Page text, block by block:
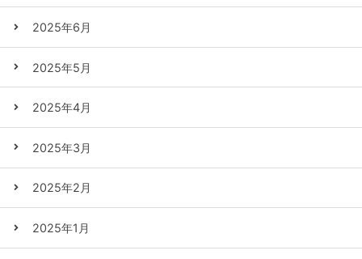
2025年6月
2025年5月
2025年4月
2025年3月
2025年2月
2025年1月